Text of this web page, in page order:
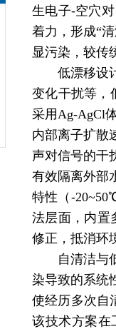
生电子-空穴
着力，形成“
显污染，较传
低漂移设
变化干扰等，
采用Ag-AgCl
内部离子扩散
声对信号的干
有效隔离外部
特性（-
法层面，内置
修正，抵消环
自清洁与
染导致的系统
使经历多次自
该技术方案在